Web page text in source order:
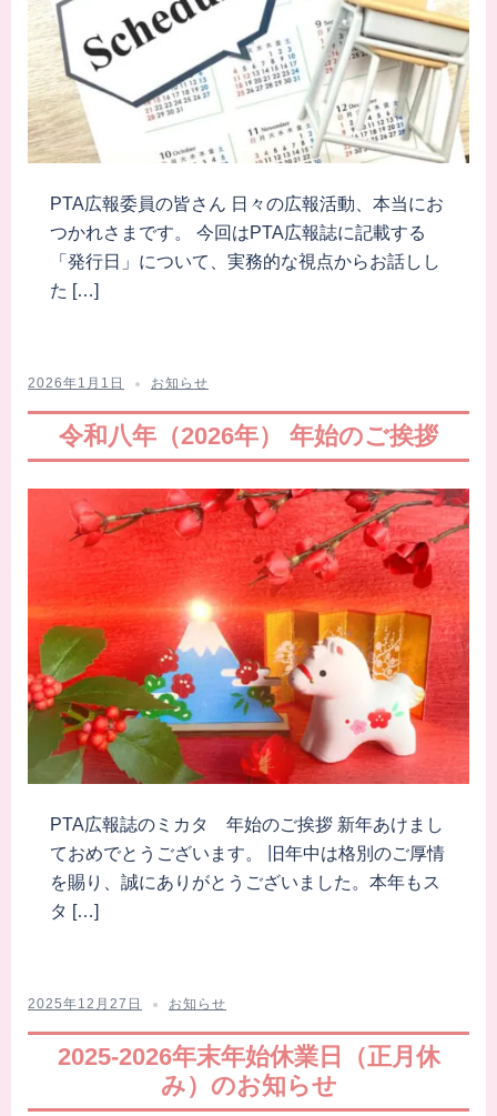
PTA広報委員の皆さん 日々の広報活動、本当にお
つかれさまです。 今回はPTA広報誌に記載する
「発行日」について、実務的な視点からお話しし
た […]
2026年1月1日 お知らせ
令和八年（2026年） 年始のご挨拶
PTA広報誌のミカタ 年始のご挨拶 新年あけまし
ておめでとうございます。 旧年中は格別のご厚情
を賜り、誠にありがとうございました。本年もス
タ […]
2025年12月27日 お知らせ
2025-2026年末年始休業日（正月休
み）のお知らせ